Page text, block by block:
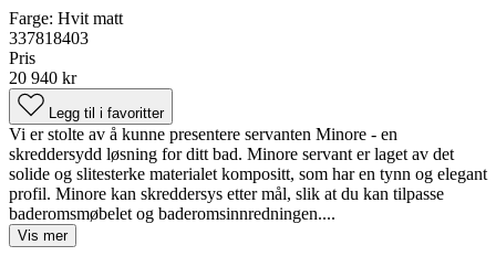
Farge: Hvit matt
337818403
Pris
20 940 kr
Legg til i favoritter
Vi er stolte av å kunne presentere servanten Minore - en
skreddersydd løsning for ditt bad. Minore servant er laget av det
solide og slitesterke materialet kompositt, som har en tynn og elegant
profil. Minore kan skreddersys etter mål, slik at du kan tilpasse
baderomsmøbelet og baderomsinnredningen....
Vis mer